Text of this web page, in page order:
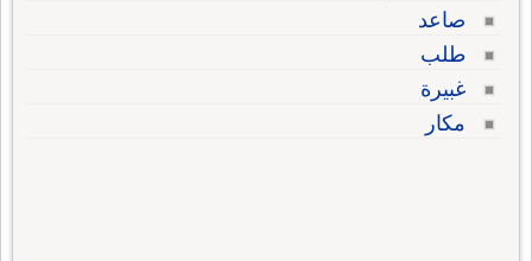
صاعد
طلب
غبيرة
مكار